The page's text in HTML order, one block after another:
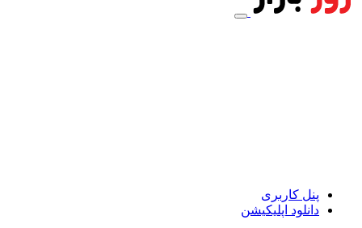
پنل کاربری
دانلود اپلیکیشن